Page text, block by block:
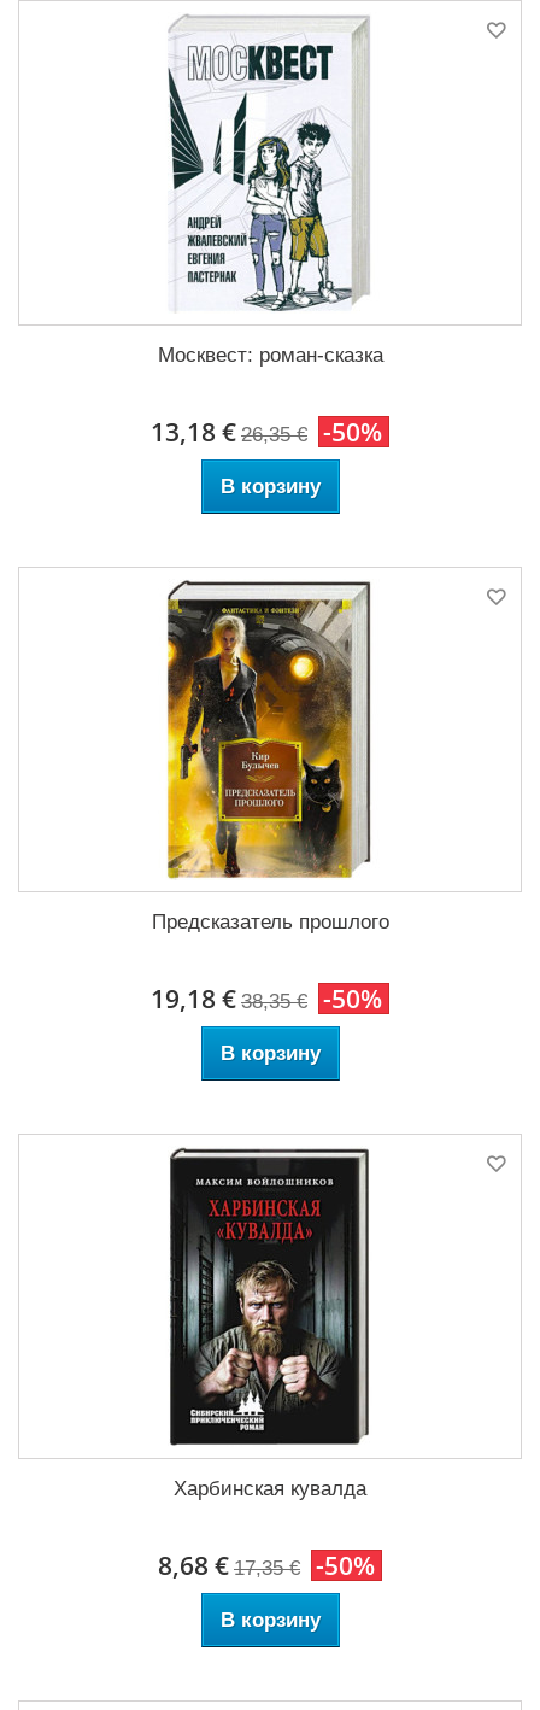
Москвест: роман-сказка
13,18 € 26,35 € -50%
В корзину
Предсказатель прошлого
19,18 € 38,35 € -50%
В корзину
Харбинская кувалда
8,68 € 17,35 € -50%
В корзину